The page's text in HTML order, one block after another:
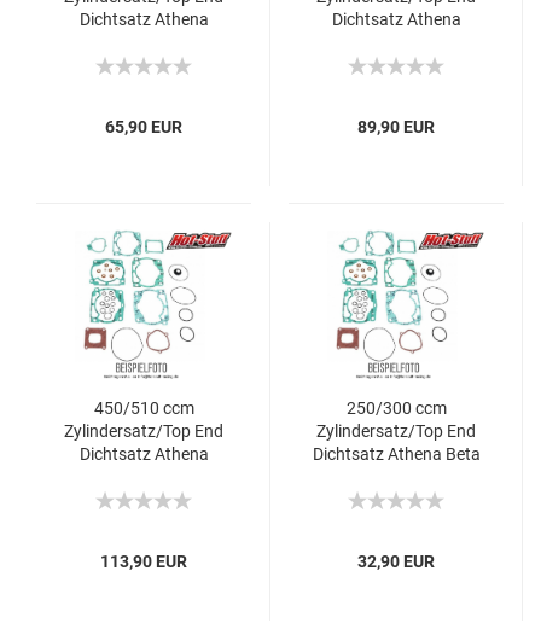
Dichtsatz Athena
65,90 EUR
Dichtsatz Athena
89,90 EUR
450/510 ccm
Zylindersatz/Top End
Dichtsatz Athena
113,90 EUR
250/300 ccm
Zylindersatz/Top End
Dichtsatz Athena Beta
32,90 EUR